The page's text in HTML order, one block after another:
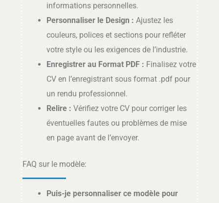
informations personnelles.
Personnaliser le Design : Ajustez les
couleurs, polices et sections pour refléter
votre style ou les exigences de l’industrie.
Enregistrer au Format PDF : Finalisez votre
CV en l’enregistrant sous format .pdf pour
un rendu professionnel.
Relire : Vérifiez votre CV pour corriger les
éventuelles fautes ou problèmes de mise
en page avant de l’envoyer.
FAQ sur le modèle:
Puis-je personnaliser ce modèle pour